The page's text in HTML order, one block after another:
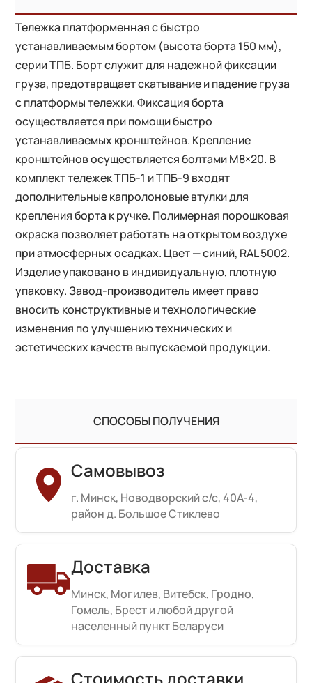
Тележка платформенная с быстро
устанавливаемым бортом (высота борта 150 мм),
серии ТПБ. Борт служит для надежной фиксации
груза, предотвращает скатывание и падение груза
с платформы тележки. Фиксация борта
осуществляется при помощи быстро
устанавливаемых кронштейнов. Крепление
кронштейнов осуществляется болтами М8×20. В
комплект тележек ТПБ-1 и ТПБ-9 входят
дополнительные капролоновые втулки для
крепления борта к ручке. Полимерная порошковая
окраска позволяет работать на открытом воздухе
при атмосферных осадках. Цвет — синий, RAL 5002.
Изделие упаковано в индивидуальную, плотную
упаковку. Завод-производитель имеет право
вносить конструктивные и технологические
изменения по улучшению технических и
эстетических качеств выпускаемой продукции.
СПОСОБЫ ПОЛУЧЕНИЯ
Самовывоз
г. Минск, Новодворский с/с, 40А-4,
район д. Большое Стиклево
Доставка
Минск, Могилев, Витебск, Гродно,
Гомель, Брест и любой другой
населенный пункт Беларуси